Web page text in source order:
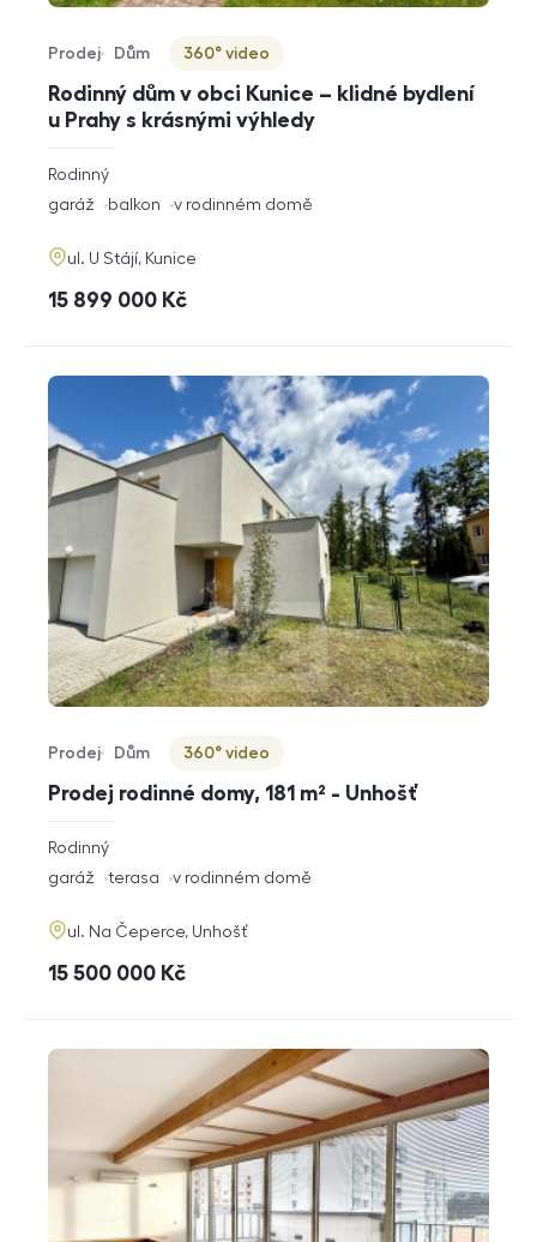
Rodinný dům v obci Kunice – klidné bydlení
u Prahy s krásnými výhledy
Typ nabídky
Prodej
Typ nemovitosti
Dům
Virtuální prohlídka
360° video
rozměry
dispozice
Rodinný
funkce
garáž balkon v rodinném domě
adresa
ul. U Stájí, Kunice
cena
15 899 000 Kč
Prodej rodinné domy, 181 m² - Unhošť
Typ nabídky
Prodej
Typ nemovitosti
Dům
Virtuální prohlídka
360° video
rozměry
dispozice
Rodinný
funkce
garáž terasa v rodinném domě
adresa
ul. Na Čeperce, Unhošť
cena
15 500 000 Kč